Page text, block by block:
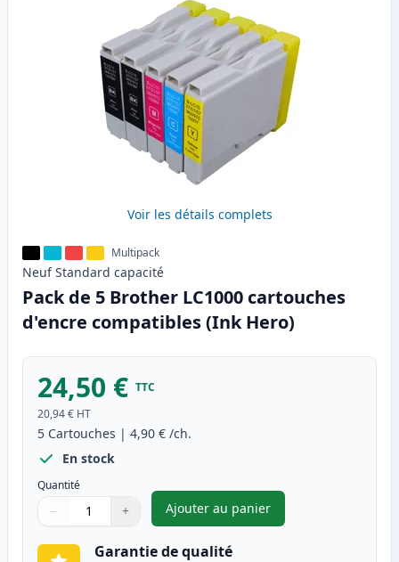
Voir les détails complets
Multipack
Neuf Standard capacité
Pack de 5 Brother LC1000 cartouches
d'encre compatibles (Ink Hero)
24,50 € TTC
20,94 € HT
5 Cartouches | 4,90 € /ch.
En stock
Quantité
Quantité
Utilisez les boutons pour ajuster
− +
Quantité
Ajouter au panier
,Pack de 5 Brother LC1000
Garantie de qualité